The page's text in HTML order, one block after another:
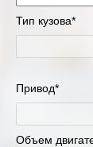
Тип кузова*
Привод*
Объем